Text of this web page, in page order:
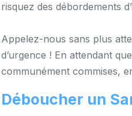
risquez des débordements
Appelez-nous sans plus
d’urgence ! En attendant
communément commises,
Déboucher un